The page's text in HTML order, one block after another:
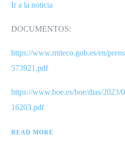
Ir a la noticia
DOCUMENTOS:
https://www.miteco.gob.es/en/
573921.pdf
https://www.boe.es/boe/dias/
16203.pdf
READ MORE